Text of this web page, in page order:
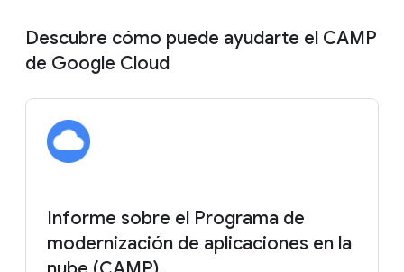
Descubre cómo puede ayudarte el CAMP
de Google Cloud
Informe sobre el Programa de
modernización de aplicaciones en la